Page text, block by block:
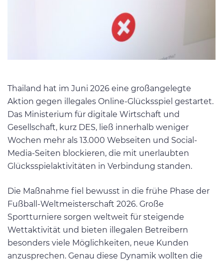
Thailand hat im Juni 2026 eine großangelegte
Aktion gegen illegales Online-Glücksspiel gestartet.
Das Ministerium für digitale Wirtschaft und
Gesellschaft, kurz DES, ließ innerhalb weniger
Wochen mehr als 13.000 Webseiten und Social-
Media-Seiten blockieren, die mit unerlaubten
Glücksspielaktivitäten in Verbindung standen.
Die Maßnahme fiel bewusst in die frühe Phase der
Fußball-Weltmeisterschaft 2026. Große
Sportturniere sorgen weltweit für steigende
Wettaktivität und bieten illegalen Betreibern
besonders viele Möglichkeiten, neue Kunden
anzusprechen. Genau diese Dynamik wollten die